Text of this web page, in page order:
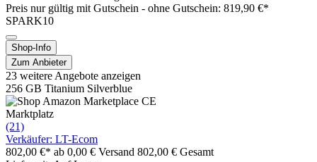
Preis nur gültig mit Gutschein - ohne Gutschein: 819,90 €*
SPARK10
Shop-Info
Zum Anbieter
23 weitere Angebote anzeigen
256 GB Titanium Silverblue
Marktplatz
(21)
Verkäufer: LT-Ecom
802,00 €* ab 0,00 € Versand 802,00 € Gesamt